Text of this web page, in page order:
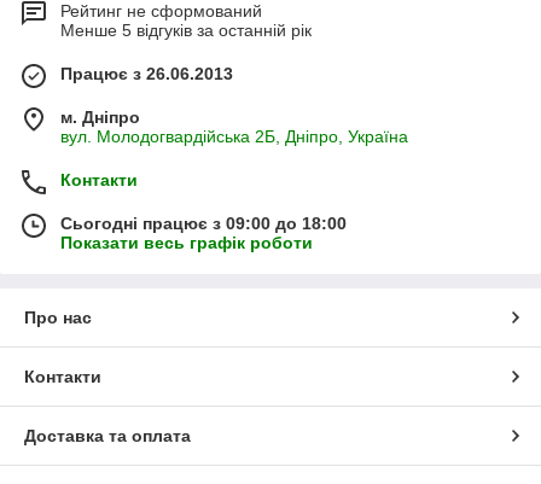
Рейтинг не сформований
Менше 5 відгуків за останній рік
Працює з 26.06.2013
м. Дніпро
вул. Молодогвардійська 2Б, Дніпро, Україна
Контакти
Сьогодні працює з 09:00 до 18:00
Показати весь графік роботи
Про нас
Контакти
Доставка та оплата